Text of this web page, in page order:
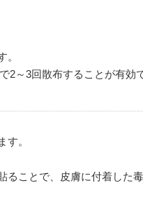
2～3回散布することが有効
。
ることで、皮膚に付着した
事 造園工